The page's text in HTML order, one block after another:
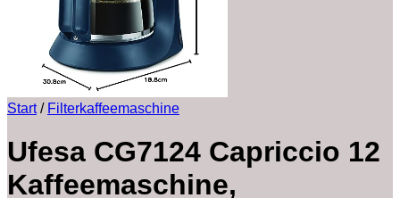
Start / Filterkaffeemaschine
Ufesa CG7124 Capriccio 12
Kaffeemaschine,